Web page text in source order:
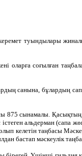
туындылары
оларға соғылған
санына, бұлардың
сынамалы.
альдерман (сапа
келетін таңбасы
бастап мәскеулік